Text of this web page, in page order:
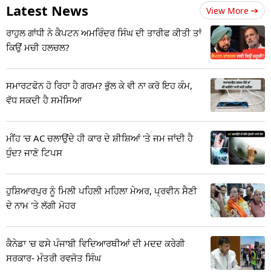
Latest News View More
ਰਾਹੁਲ ਗਾਂਧੀ ਨੇ ਕੈਪਟਨ ਅਮਰਿੰਦਰ ਸਿੰਘ ਦੀ ਤਾਰੀਫ ਕੀਤੀ ਤਾਂ
ਕਿਉਂ ਮਚੀ ਹਲਚਲ?
ਸਮਾਰਟਫੋਨ ਹੋ ਰਿਹਾ ਹੈ ਗਰਮ? ਭੁੱਲ ਕੇ ਵੀ ਨਾ ਕਰੋ ਇਹ ਕੰਮ,
ਵੱਧ ਸਕਦੀ ਹੈ ਸਮੱਸਿਆ
ਮੀਂਹ 'ਚ AC ਚਲਾਉਂਦੇ ਹੀ ਕਾਰ ਦੇ ਸ਼ੀਸ਼ਿਆਂ 'ਤੇ ਜਮ ਜਾਂਦੀ ਹੈ
ਧੁੰਦ? ਜਾਣੋ ਟਿਪਸ
ਹੁਸ਼ਿਆਰਪੁਰ ਨੂੰ ਮਿਲੀ ਪਹਿਲੀ ਮਹਿਲਾ ਮੇਅਰ, ਪ੍ਰਵੀਨ ਸੈਣੀ
ਦੇ ਨਾਮ 'ਤੇ ਲੱਗੀ ਮੋਹਰ
ਕੈਨੇਡਾ 'ਚ ਫਸੇ ਪੰਜਾਬੀ ਵਿਦਿਆਰਥੀਆਂ ਦੀ ਮਦਦ ਕਰੇਗੀ
ਸਰਕਾਰ- ਮੰਤਰੀ ਰਵਜੋਤ ਸਿੰਘ